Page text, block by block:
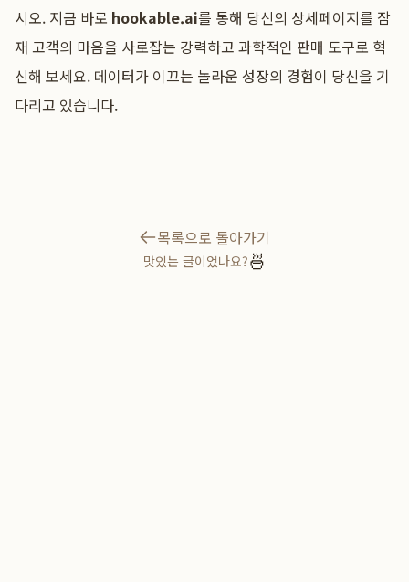
시오. 지금 바로 hookable.ai를 통해 당신의 상세페이지를 잠
재 고객의 마음을 사로잡는 강력하고 과학적인 판매 도구로 혁
신해 보세요. 데이터가 이끄는 놀라운 성장의 경험이 당신을 기
다리고 있습니다.
목록으로 돌아가기
맛있는 글이었나요?🍜